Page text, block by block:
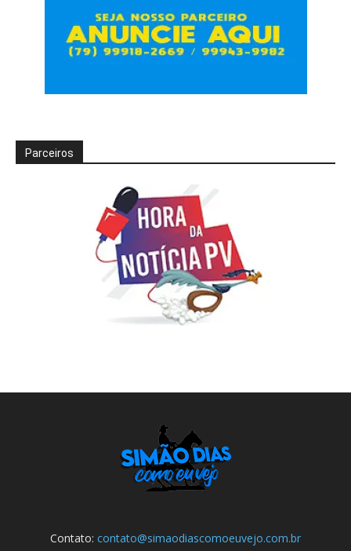
Parceiros
Contato: contato@simaodiascomoeuvejo.com.br